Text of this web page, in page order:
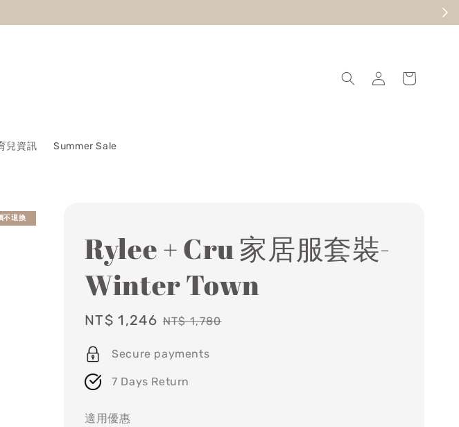
金 滿8500送800回饋金
兒資訊 Summer Sale
不退換
Rylee + Cru 家居服套裝-
Winter Town
Sale
NT$ 1,246 Regular
NT$ 1,780
Secure payments
7 Days Return
適用優惠